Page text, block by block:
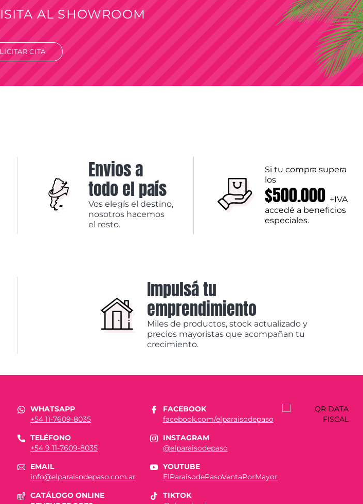
AL SHOWROOM
CITA
Envios a
todo el país
Vos elegís el destino,
nosotros hacemos
el resto.
Si tu compra supera
los
$500.000 +IVA
accedé a beneficios
especiales.
Impulsá tu
emprendimiento
Miles de productos, stock actualizado y
precios mayoristas que acompañan tu
crecimiento.
WHATSAPP
+54 11-7609-8035
TELÉFONO
+54 9 11-7609-8035
EMAIL
info@elparaisodepaso.com.ar
CATÁLOGO ONLINE
FACEBOOK
facebook.com/elparaisodepaso
INSTAGRAM
@elparaisodepaso
YOUTUBE
ElParaisodePasoVentaPorMayor
TIKTOK